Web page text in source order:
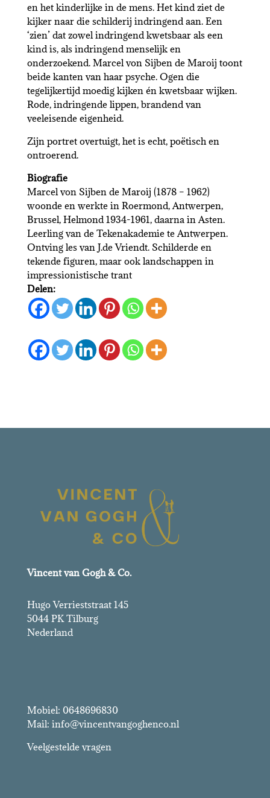
en het kinderlijke in de mens. Het kind ziet de
kijker naar die schilderij indringend aan. Een
‘zien’ dat zowel indringend kwetsbaar als een
kind is, als indringend menselijk en
onderzoekend. Marcel von Sijben de Maroij toont
beide kanten van haar psyche. Ogen die
tegelijkertijd moedig kijken én kwetsbaar wijken.
Rode, indringende lippen, brandend van
veeleisende eigenheid.
Zijn portret overtuigt, het is echt, poëtisch en
ontroerend.
Biografie
Marcel von Sijben de Maroij (1878 – 1962)
woonde en werkte in Roermond, Antwerpen,
Brussel, Helmond 1934-1961, daarna in Asten.
Leerling van de Tekenakademie te Antwerpen.
Ontving les van J.de Vriendt. Schilderde en
tekende figuren, maar ook landschappen in
impressionistische trant
Delen:
Vincent van Gogh & Co.
Hugo Verrieststraat 145
5044 PK Tilburg
Nederland
Mobiel: 0648696830
Mail: info@vincentvangoghenco.nl
Veelgestelde vragen